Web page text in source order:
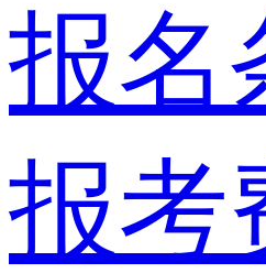
报名
报考